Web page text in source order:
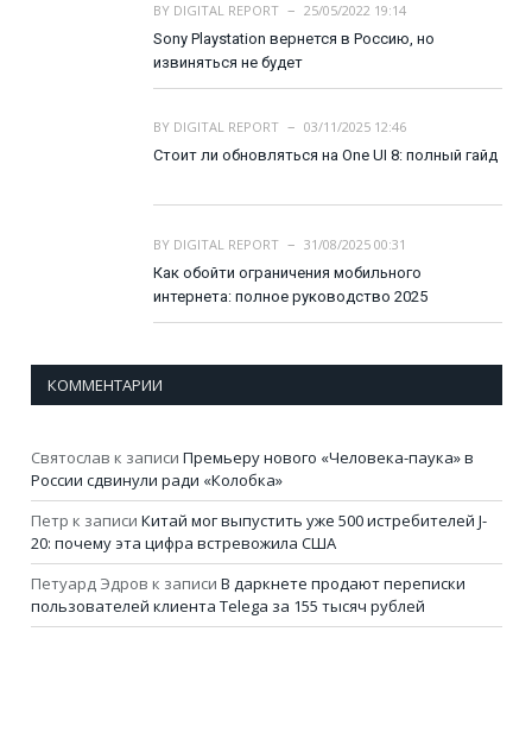
BY DIGITAL REPORT
25/05/2022 19:14
Sony Playstation вернется в Россию, но
извиняться не будет
BY DIGITAL REPORT
03/11/2025 12:46
Стоит ли обновляться на One UI 8: полный гайд
BY DIGITAL REPORT
31/08/2025 00:31
Как обойти ограничения мобильного
интернета: полное руководство 2025
КОММЕНТАРИИ
Святослав к записи Премьеру нового «Человека-паука» в
России сдвинули ради «Колобка»
Петр к записи Китай мог выпустить уже 500 истребителей J-
20: почему эта цифра встревожила США
Петуард Эдров к записи В даркнете продают переписки
пользователей клиента Telega за 155 тысяч рублей